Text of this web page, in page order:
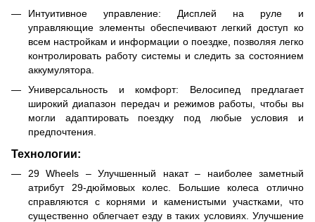
Интуитивное управление: Дисплей на руле и
управляющие элементы обеспечивают легкий доступ ко
всем настройкам и информации о поездке, позволяя легко
контролировать работу системы и следить за состоянием
аккумулятора.
Универсальность и комфорт: Велосипед предлагает
широкий диапазон передач и режимов работы, чтобы вы
могли адаптировать поездку под любые условия и
предпочтения.
Технологии:
29 Wheels – Улучшенный накат – наиболее заметный
атрибут 29-дюймовых колес. Большие колеса отлично
справляются с корнями и каменистыми участками, что
существенно облегчает езду в таких условиях. Улучшение